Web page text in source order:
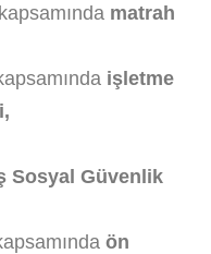
matrah
işletme
Sosyal Güvenlik
ön